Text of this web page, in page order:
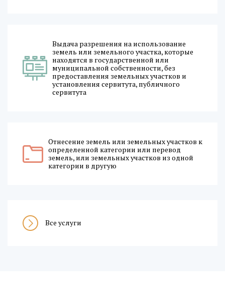
Выдача разрешения на использование
земель или земельного участка, которые
находятся в государственной или
муниципальной собственности, без
предоставления земельных участков и
установления сервитута, публичного
сервитута
Отнесение земель или земельных участков к
определенной категории или перевод
земель, или земельных участков из одной
категории в другую
Все услуги